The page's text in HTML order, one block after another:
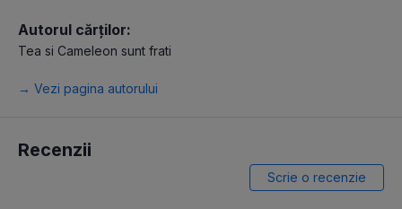
Autorul cărților:
Tea si Cameleon sunt frati
→ Vezi pagina autorului
Recenzii
Scrie o recenzie